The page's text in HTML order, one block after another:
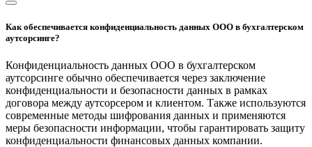
Как обеспечивается конфиденциальность данных ООО в бухгалтерском
аутсорсинге?
Конфиденциальность данных ООО в бухгалтерском
аутсорсинге обычно обеспечивается через заключение
конфиденциальности и безопасности данных в рамках
договора между аутсорсером и клиентом. Также используются
современные методы шифрования данных и применяются
меры безопасности информации, чтобы гарантировать защиту
конфиденциальности финансовых данных компании.